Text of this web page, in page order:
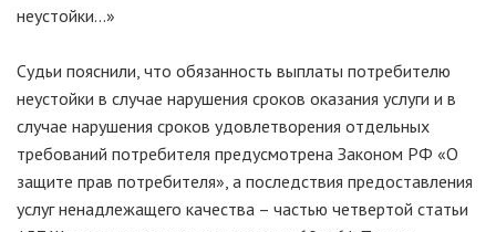
неустойки…»
Судьи пояснили, что обязанность выплаты потребителю
неустойки в случае нарушения сроков оказания услуги и в
случае нарушения сроков удовлетворения отдельных
требований потребителя предусмотрена Законом РФ «О
защите прав потребителя», а последствия предоставления
услуг ненадлежащего качества – частью четвертой статьи